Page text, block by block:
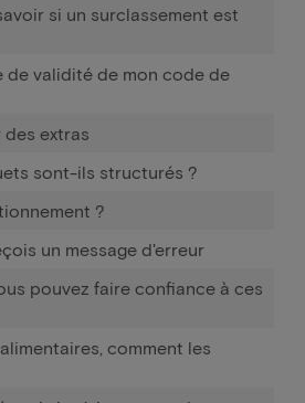
si un surclassement est
de validité de mon code de
des extras
sont-ils structurés ?
?
un message d'erreur
pouvez faire confiance à ces
comment les